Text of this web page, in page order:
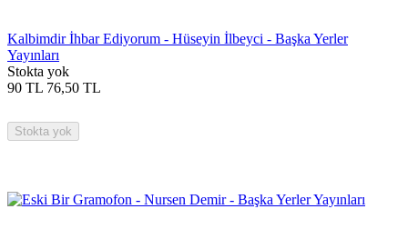
Kalbimdir İhbar Ediyorum - Hüseyin İlbeyci - Başka Yerler
Yayınları
Stokta yok
90 TL 76,50 TL
Stokta yok